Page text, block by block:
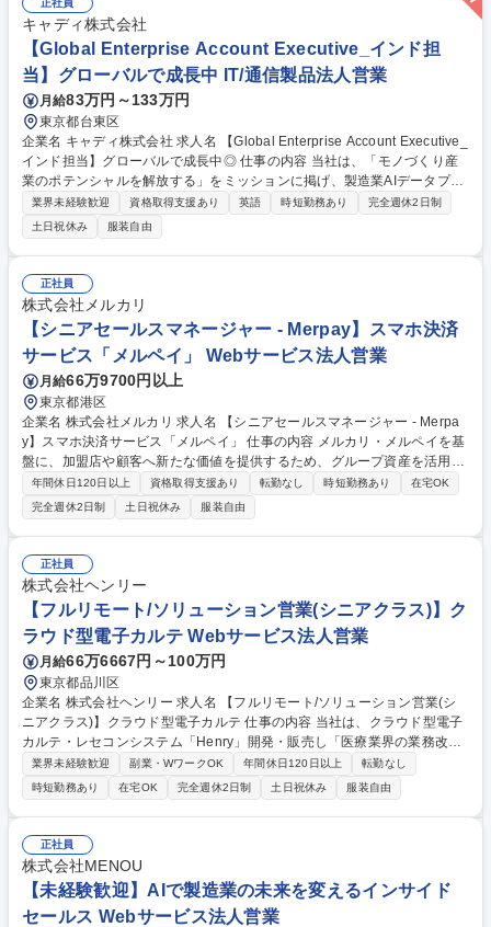
正社員
キャディ株式会社
【Global Enterprise Account Executive_インド担
当】グローバルで成長中 IT/通信製品法人営業
月給83万円～133万円
東京都台東区
企業名 キャディ株式会社 求人名 【Global Enterprise Account Executive_
インド担当】グローバルで成長中◎ 仕事の内容 当社は、「モノづくり産
業のポテンシャルを解放する」をミッションに掲げ、製造業AIデータプラ
ットフォーム「CADDi」を提供しています。現在は日本、アメリカ、ベト
ナム、タイへと事業を展開し、グローバルでの成 長を加速させています。
その中で、新たに本格的な事業展開の可能性を探索している市場がインド
です。まずは、日本を代表する製造業のお客様が推進するグローバルプロ
ジェクトを起点に、日本本社とインド拠点を横断した価値提供を進めま
す。その過程で現地市場への理解を深め、顧客ニーズや商習慣、プロダク
トの適合性を検証しながら、インド市場における勝ち筋を構築していただ
きます。 募集職種 【Global Enterprise Account Executive_インド担当】
グローバルで成長中◎
業界未経験歓迎 資格取得支援あり 英語 時短勤務あり
完全週休2日制
土日祝休み
服装自由
正社員
株式会社メルカリ
【シニアセールスマネージャー - Merpay】スマホ決済
サービス「メルペイ」 Webサービス法人営業
月給66万9700円以上
東京都港区
企業名 株式会社メルカリ 求人名 【シニアセールスマネージャー - Merpa
y】スマホ決済サービス「メルペイ」 仕事の内容 メルカリ・メルペイを基
盤に、加盟店や顧客へ新たな価値を提供するため、グループ資産を活用し
た企画営業チームのマネジメントを担います。 ■メルペイ加盟店開拓にお
ける営業戦略の策定および実行 ■大手企業（Enterprise）に対する、新規
開拓営業（直販）およびアライアンス交渉 ■大手企業（Enterprise）に対
する、メルペイ利用促進の施策立案 ■メンバー（メンバー6名~10名程度を
想定）のマネジメント、育成、目標設定および評価 ■プロダクト部門やマ
ーケティング部門と連携した、グループ横断的なアライアンス・加盟店Gr
owth施策の立案・推進 ■契約締結および契約条件の整理・クロージング業
務 募集職種 【シニアセールスマネージャー - Merpay】スマホ決済サービ
ス「メルペイ」
年間休日120日以上 資格取得支援あり 転勤なし 時短勤務あり
在宅OK
完全週休2日制
土日祝休み 服装自由
正社員
株式会社ヘンリー
【フルリモート/ソリューション営業(シニアクラス)】ク
ラウド型電子カルテ Webサービス法人営業
月給66万6667円～100万円
東京都品川区
企業名 株式会社ヘンリー 求人名 【フルリモート/ソリューション営業(シ
ニアクラス)】クラウド型電子カルテ 仕事の内容 当社は、クラウド型電子
カルテ・レセコンシステム「Henry」開発・販売し「医療業界の業務改
善」に取り組んでいます。そんな当社にて、《ソリューション営業(シニ
アクラス)》を募集します！ 【具体的には】■中小病院への直販・提案活動
■インサイドセールスと連携した商談 ■代理店・パートナー企業との販売
スキーム構築 ■顧客要望のプロダクト還元 ■導入後のCSチーム連携 ■営業
戦略の立案・実行 【仕事の魅力】50兆円市場の医療DXを牽引する社会的
意義の大きな仕事です。ビジネスと開発の距離が近く、顧客の声で製品を
磨き上げる醍醐味があります。 募集職種 【フルリモート/ソリューション
営業(シニアクラス)】クラウド型電子カルテ
業界未経験歓迎 副業・WワークOK 年間休日120日以上
転勤なし
時短勤務あり
在宅OK 完全週休2日制 土日祝休み 服装自由
正社員
株式会社MENOU
【未経験歓迎】AIで製造業の未来を変えるインサイド
セールス Webサービス法人営業